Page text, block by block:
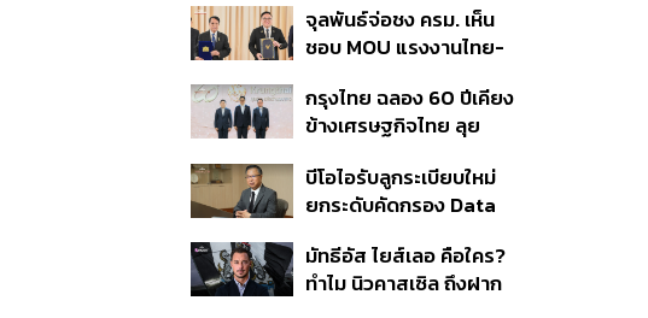
วิทยาศาสตร์ความงามจาก
Dior
จุลพันธ์จ่อชง ครม. เห็น
ชอบ MOU แรงงานไทย-
รองรับอุตสาหกรรม ดึง
กลุ่มแม่บ้าน-งานอิสระเข้า
กรุงไทย ฉลอง 60 ปีเคียง
ข้างเศรษฐกิจไทย ลุย
Driven ขับเคลื่อน
ยุทธศาสตร์ความยั่งยืน
บีโอไอรับลูกระเบียบใหม่
ยกระดับคัดกรอง Data
ไฟ-น้ำอัตราพิเศษ พร้อม
กางแผนยึดประโยชน์
มัทธีอัส ไยส์เลอ คือใคร?
ทำไม นิวคาสเซิล ถึงฝาก